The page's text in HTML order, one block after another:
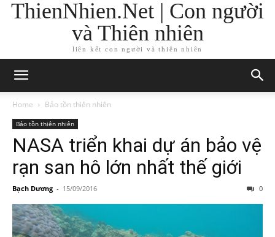
ThienNhien.Net | Con người
và Thiên nhiên
liên kết con người và thiên nhiên
Home Bảo tồn thiên nhiên
Bảo tồn thiên nhiên
NASA triển khai dự án bảo vệ
rạn san hô lớn nhất thế giới
Bạch Dương - 15/09/2016 0